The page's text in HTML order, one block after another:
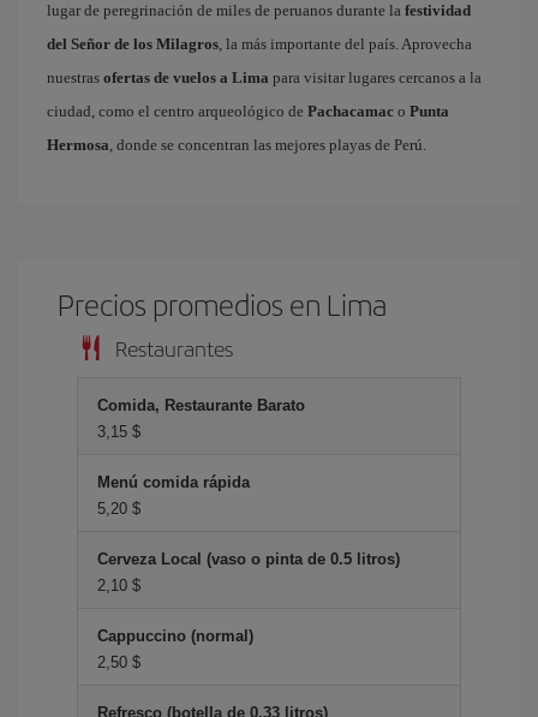
lugar de peregrinación de miles de peruanos durante la festividad
del Señor de los Milagros, la más importante del país. Aprovecha
nuestras ofertas de vuelos a Lima para visitar lugares cercanos a la
ciudad, como el centro arqueológico de Pachacamac o Punta
Hermosa, donde se concentran las mejores playas de Perú.
Precios promedios en Lima
Restaurantes
Comida, Restaurante Barato
3,15 $
Menú comida rápida
5,20 $
Cerveza Local (vaso o pinta de 0.5 litros)
2,10 $
Cappuccino (normal)
2,50 $
Refresco (botella de 0.33 litros)